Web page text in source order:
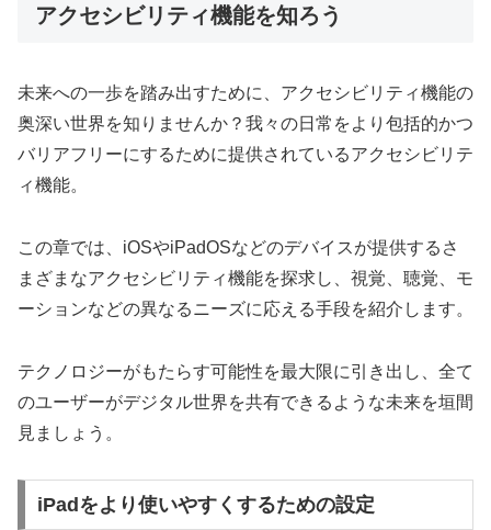
アクセシビリティ機能を知ろう
未来への一歩を踏み出すために、アクセシビリティ機能の
奥深い世界を知りませんか？我々の日常をより包括的かつ
バリアフリーにするために提供されているアクセシビリテ
ィ機能。
この章では、iOSやiPadOSなどのデバイスが提供するさ
まざまなアクセシビリティ機能を探求し、視覚、聴覚、モ
ーションなどの異なるニーズに応える手段を紹介します。
テクノロジーがもたらす可能性を最大限に引き出し、全て
のユーザーがデジタル世界を共有できるような未来を垣間
見ましょう。
iPadをより使いやすくするための設定